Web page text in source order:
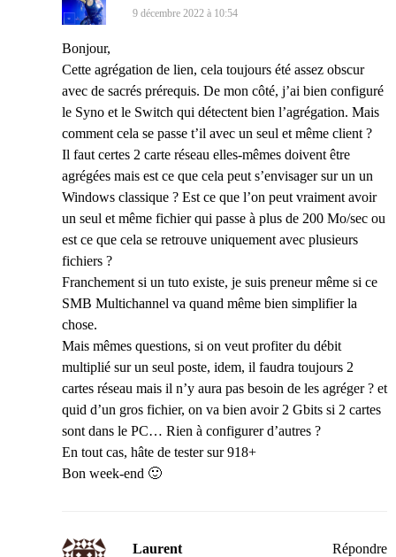
9 décembre 2022 à 10:54
Bonjour,
Cette agrégation de lien, cela toujours été assez obscur
avec de sacrés prérequis. De mon côté, j’ai bien configuré
le Syno et le Switch qui détectent bien l’agrégation. Mais
comment cela se passe t’il avec un seul et même client ?
Il faut certes 2 carte réseau elles-mêmes doivent être
agrégées mais est ce que cela peut s’envisager sur un un
Windows classique ? Est ce que l’on peut vraiment avoir
un seul et même fichier qui passe à plus de 200 Mo/sec ou
est ce que cela se retrouve uniquement avec plusieurs
fichiers ?
Franchement si un tuto existe, je suis preneur même si ce
SMB Multichannel va quand même bien simplifier la
chose.
Mais mêmes questions, si on veut profiter du débit
multiplié sur un seul poste, idem, il faudra toujours 2
cartes réseau mais il n’y aura pas besoin de les agréger ? et
quid d’un gros fichier, on va bien avoir 2 Gbits si 2 cartes
sont dans le PC… Rien à configurer d’autres ?
En tout cas, hâte de tester sur 918+
Bon week-end 🙂
Laurent Répondre